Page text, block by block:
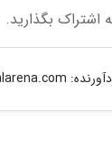
اشتراک بگذارید.